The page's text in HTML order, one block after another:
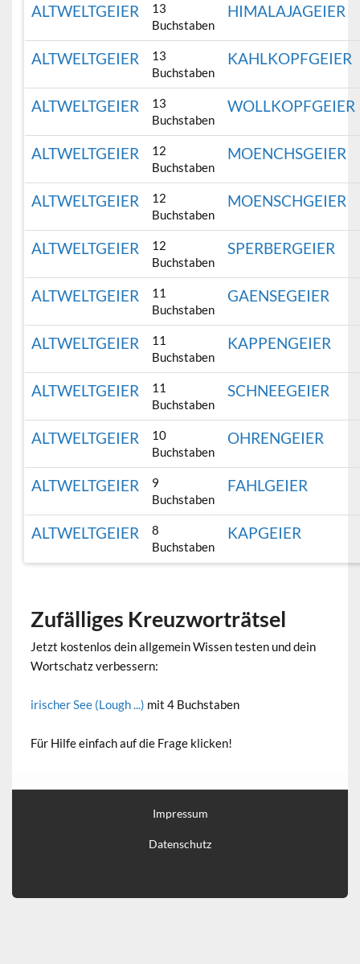
ALTWELTGEIER
13
Buchstaben
HIMALAJAGEIER
ALTWELTGEIER
13
Buchstaben
KAHLKOPFGEIER
ALTWELTGEIER
13
Buchstaben
WOLLKOPFGEIER
ALTWELTGEIER
12
Buchstaben
MOENCHSGEIER
ALTWELTGEIER
12
Buchstaben
MOENSCHGEIER
ALTWELTGEIER
12
Buchstaben
SPERBERGEIER
ALTWELTGEIER
11
Buchstaben
GAENSEGEIER
ALTWELTGEIER
11
Buchstaben
KAPPENGEIER
ALTWELTGEIER
11
Buchstaben
SCHNEEGEIER
ALTWELTGEIER
10
Buchstaben
OHRENGEIER
ALTWELTGEIER
9
Buchstaben
FAHLGEIER
ALTWELTGEIER
8
Buchstaben
KAPGEIER
Zufälliges Kreuzworträtsel
Jetzt kostenlos dein allgemein Wissen testen und dein
Wortschatz verbessern:
irischer See (Lough ...) mit 4 Buchstaben
Für Hilfe einfach auf die Frage klicken!
Impressum
Datenschutz